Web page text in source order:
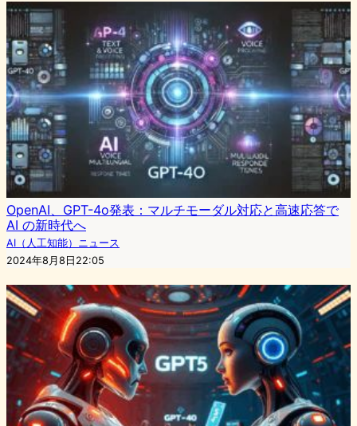
OpenAI、GPT-4o発表：マルチモーダル対応と高速応答で
AI の新時代へ
AI（人工知能）ニュース
2024年8月8日22:05